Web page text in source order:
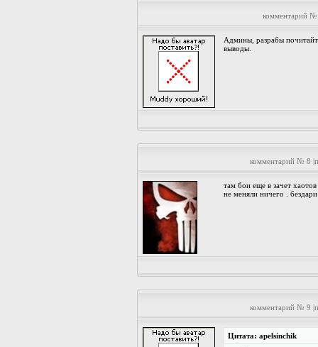
комментарий
Админы, разрабы
выводы.
комментарий № 8
там бои еще в зачет
не меняли ничего . бездари
комментарий № 9
Цитата: apelsinchik